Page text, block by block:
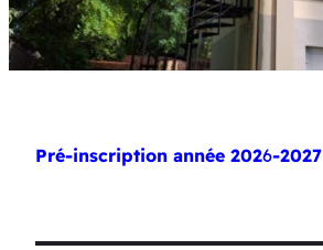
Pré-inscription année 2026-2027